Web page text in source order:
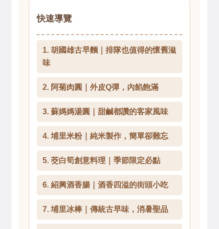
快速導覽
1. 胡國雄古早麵｜排隊也值得的懷舊滋
味
2. 阿菊肉圓｜外皮Q彈，內餡飽滿
3. 蘇媽媽湯圓｜甜鹹都讚的客家風味
4. 埔里米粉｜純米製作，簡單卻難忘
5. 茭白筍創意料理｜季節限定必點
6. 紹興酒香腸｜酒香四溢的街頭小吃
7. 埔里冰棒｜傳統古早味，消暑聖品